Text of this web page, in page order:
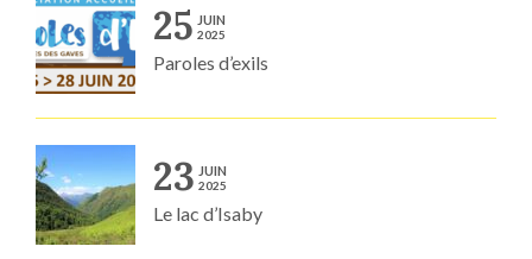
25 JUIN
2025
Paroles d’exils
23 JUIN
2025
Le lac d’Isaby